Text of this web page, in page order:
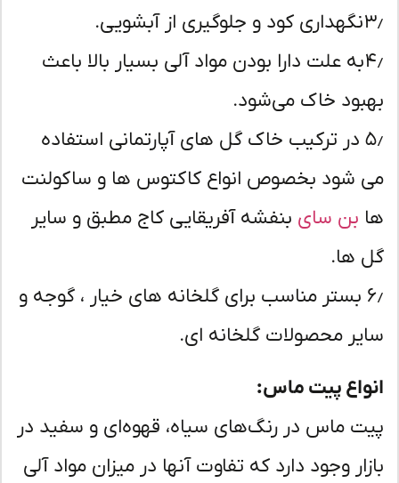
۴٫ به علت دارا بودن مواد آلی بسیار بالا باعث
خاک می‌شود.
۵٫ در ترکیب خاک گل های آپارتمانی استفاده
شود بخصوص انواع کاکتوس ها و ساکولنت
بن سایبنفشه آفریقایی کاج مطبق و سایر
ها.
۶٫ بستر مناسب برای گلخانه های خیار ، گوجه و
محصولات گلخانه ای.
پیت ماس:
ماس در رنگ‌های سیاه، قهوه‌ای و سفید در
وجود دارد که تفاوت آنها در میزان مواد آلی